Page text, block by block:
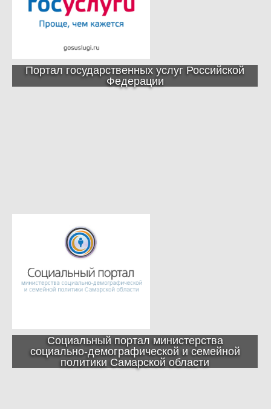
Портал государственных услуг Российской
Федерации
Социальный портал министерства
социально-демографической и семейной
политики Самарской области